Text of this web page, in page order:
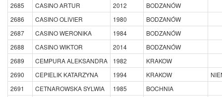
2685 CASINO ARTUR 2012
BODZANÓW
2686
CASINO OLIVIER 1980
BODZANÓW
2687
CASINO WERONIKA 1984
BODZANÓW
2688
CASINO WIKTOR 2014
BODZANÓW
2689
CEMPURA ALEKSANDRA 1982
KRAKOW
2690
CEPIELIK KATARZYNA 1994 KRAKOW
2691
CETNAROWSKA SYLWIA 1985
BOCHNIA